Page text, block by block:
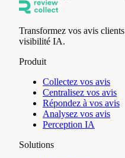
Transformez vos avis
visibilité IA.
Produit
Collectez vos avis
Centralisez vos avis
Répondez à vos avis
Analysez vos avis
Perception IA
Solutions